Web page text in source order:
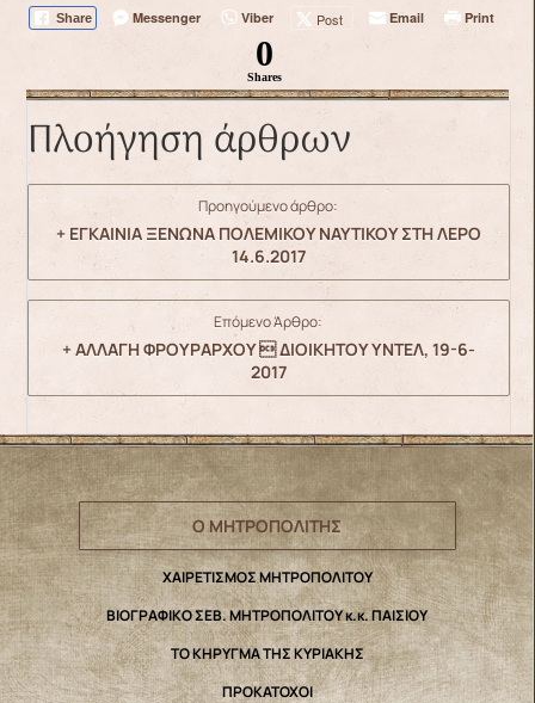
Share Messenger Viber Post Email Print
0
Shares
Πλοήγηση άρθρων
Προηγούμενο άρθρο:
+ ΕΓΚΑΙΝΙΑ ΞΕΝΩΝΑ ΠΟΛΕΜΙΚΟΥ ΝΑΥΤΙΚΟΥ ΣΤΗ ΛΕΡΟ
14.6.2017
Επόμενο Άρθρο:
+ ΑΛΛΑΓΗ ΦΡΟΥΡΑΡΧΟΥ  ΔΙΟΙΚΗΤΟΥ ΥΝΤΕΛ, 19-6-
2017
Ο ΜΗΤΡΟΠΟΛΙΤΗΣ
ΧΑΙΡΕΤΙΣΜΟΣ ΜΗΤΡΟΠΟΛΙΤΟΥ
ΒΙΟΓΡΑΦΙΚΟ ΣΕΒ. ΜΗΤΡΟΠΟΛΙΤΟΥ κ.κ. ΠΑΙΣΙΟΥ
ΤΟ ΚΗΡΥΓΜΑ ΤΗΣ ΚΥΡΙΑΚΗΣ
ΠΡΟΚΑΤΟΧΟΙ